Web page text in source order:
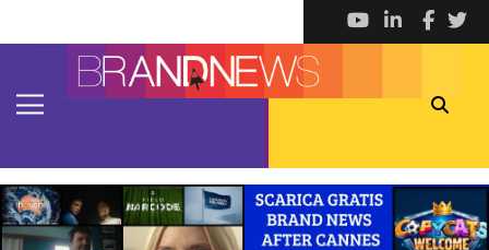
ESTERNA
TV